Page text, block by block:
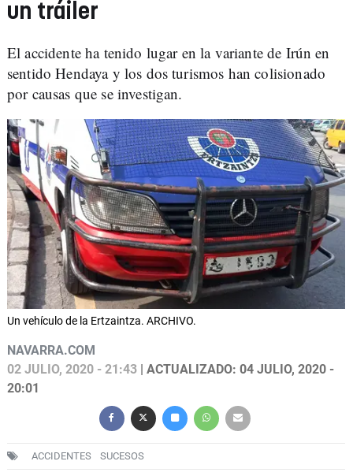
un tráiler
El accidente ha tenido lugar en la variante de Irún en
sentido Hendaya y los dos turismos han colisionado
por causas que se investigan.
Un vehículo de la Ertzaintza. ARCHIVO.
NAVARRA.COM
02 JULIO, 2020 - 21:43 | ACTUALIZADO: 04 JULIO, 2020 -
20:01
ACCIDENTES SUCESOS